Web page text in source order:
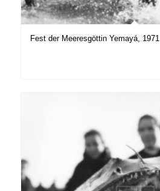
Fest der Meeresgöttin Yemayá, 1971